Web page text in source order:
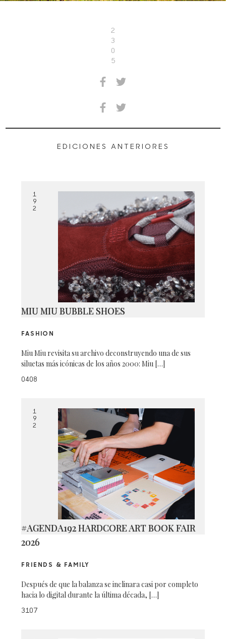
2
3
0
5
EDICIONES ANTERIORES
1
9
2
MIU MIU BUBBLE SHOES
FASHION
Miu Miu revisita su archivo deconstruyendo una de sus
siluetas más icónicas de los años 2000: Miu […]
0408
1
9
2
#AGENDA192 HARDCORE ART BOOK FAIR
2026
FRIENDS & FAMILY
Después de que la balanza se inclinara casi por completo
hacia lo digital durante la última década, […]
3107